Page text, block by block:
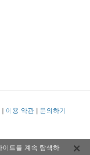
이용 약관 문의하기
이트를 계속 탐색하